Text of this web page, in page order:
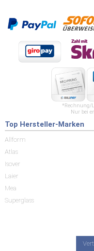
*Rechnung/
Nur bei
Top Hersteller-Marken
Allform
Atlas
Isover
Laier
Mea
Superglass